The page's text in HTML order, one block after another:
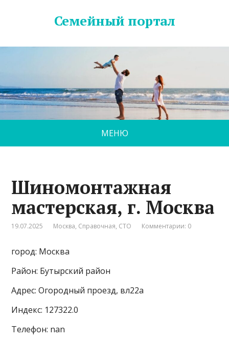
Семейный портал
МЕНЮ
Шиномонтажная
мастерская, г. Москва
19.07.2025 Москва, Справочная, СТО Комментарии: 0
город: Москва
Район: Бутырский район
Адрес: Огородный проезд, вл22а
Индекс: 127322.0
Телефон: nan